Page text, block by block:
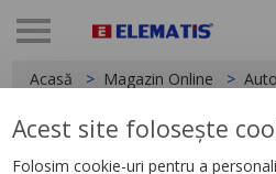
Acasă Magazin Online
< Relee
Acest site folosește
Folosim cookie-uri pentru a